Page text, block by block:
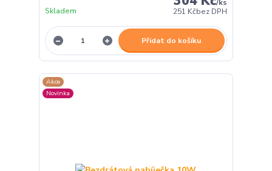
/ks
251 Kčbez DPH
Skladem
Přidat do košíku
Akce
Novinka